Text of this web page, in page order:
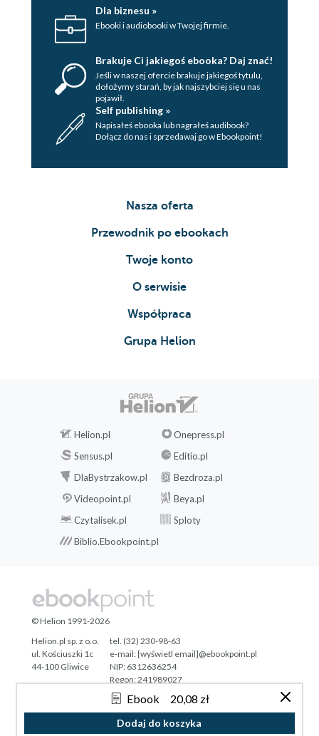
Ebook 20,08 zł
Dodaj do koszyka
Dla biznesu »
Ebooki i audiobooki w Twojej firmie.
Brakuje Ci jakiegoś ebooka? Daj znać!
Jeśli w naszej ofercie brakuje jakiegoś tytulu,
dołożymy starań, by jak najszybciej się u nas
pojawił.
Self publishing »
Napisałeś ebooka lub nagrałeś audibook?
Dołącz do nas i sprzedawaj go w Ebookpoint!
Nasza oferta
Przewodnik po ebookach
Twoje konto
O serwisie
Współpraca
Grupa Helion
Helion.pl
Onepress.pl
Sensus.pl
Editio.pl
DlaBystrzakow.pl
Bezdroza.pl
Videopoint.pl
Beya.pl
Czytalisek.pl
Sploty
Biblio.Ebookpoint.pl
Tonik.pl
© Helion 1991-2026
Helion.pl sp. z o.o.
ul. Kościuszki 1c
44-100 Gliwice
tel. (32) 230-98-63
e-mail:[wyświetl email]@ebookpoint.pl
NIP: 6312636254
Regon: 241989027